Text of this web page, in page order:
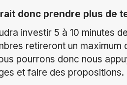
donc prendre plus de
investir 5 à 10 minutes
retireront un maximum
pourrons donc nous
et faire des propositions.